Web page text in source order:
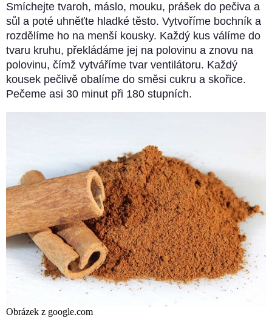
Smíchejte tvaroh, máslo, mouku, prášek do pečiva a
sůl a poté uhněťte hladké těsto. Vytvoříme bochník a
rozdělíme ho na menší kousky. Každý kus válíme do
tvaru kruhu, překládáme jej na polovinu a znovu na
polovinu, čímž vytváříme tvar ventilátoru. Každý
kousek pečlivě obalíme do směsi cukru a skořice.
Pečeme asi 30 minut při 180 stupních.
Obrázek z google.com